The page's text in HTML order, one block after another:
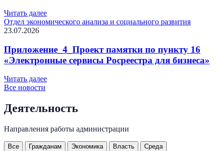
Читать далее
Отдел экономического анализа и социального развития
23.07.2026
Приложение_4_Проект памятки по пункту 16
«Электронные сервисы Росреестра для бизнеса»
Читать далее
Все новости
Деятельность
Направления работы администрации
Все Гражданам Экономика Власть Среда